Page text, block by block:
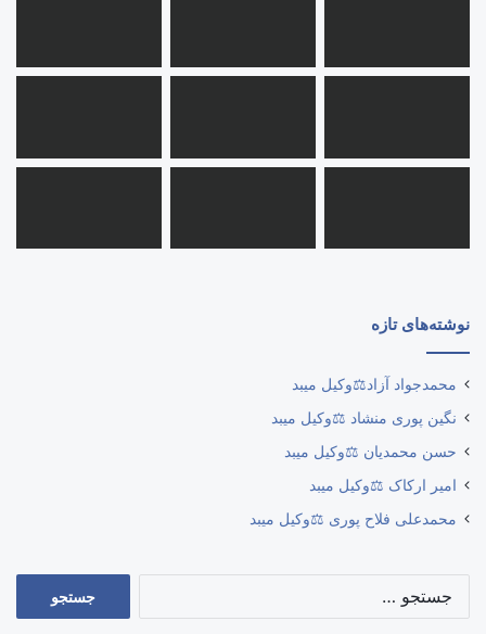
نوشته‌های تازه
محمدجواد آزاد⚖️وکیل میبد
نگین پوری منشاد ⚖️وکیل میبد
حسن محمدیان ⚖️وکیل میبد
امیر ارکاک ⚖️وکیل میبد
محمدعلی فلاح پوری ⚖️وکیل میبد